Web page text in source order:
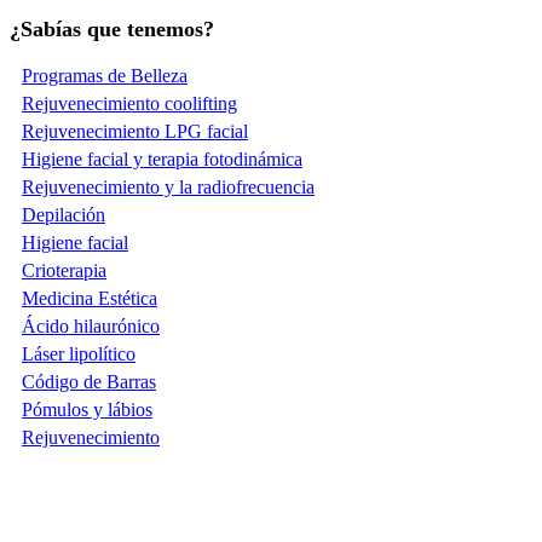
¿Sabías que tenemos?
Programas de Belleza
Rejuvenecimiento coolifting
Rejuvenecimiento LPG facial
Higiene facial y terapia fotodinámica
Rejuvenecimiento y la radiofrecuencia
Depilación
Higiene facial
Crioterapia
Medicina Estética
Ácido hilaurónico
Láser lipolítico
Código de Barras
Pómulos y lábios
Rejuvenecimiento